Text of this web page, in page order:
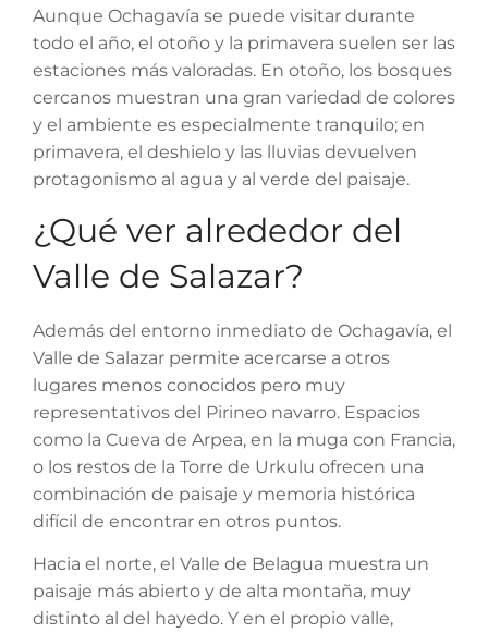
Aunque Ochagavía se puede visitar durante
todo el año, el otoño y la primavera suelen ser las
estaciones más valoradas. En otoño, los bosques
cercanos muestran una gran variedad de colores
y el ambiente es especialmente tranquilo; en
primavera, el deshielo y las lluvias devuelven
protagonismo al agua y al verde del paisaje.
¿Qué ver alrededor del
Valle de Salazar?
Además del entorno inmediato de Ochagavía, el
Valle de Salazar permite acercarse a otros
lugares menos conocidos pero muy
representativos del Pirineo navarro. Espacios
como la Cueva de Arpea, en la muga con Francia,
o los restos de la Torre de Urkulu ofrecen una
combinación de paisaje y memoria histórica
difícil de encontrar en otros puntos.
Hacia el norte, el Valle de Belagua muestra un
paisaje más abierto y de alta montaña, muy
distinto al del hayedo. Y en el propio valle,